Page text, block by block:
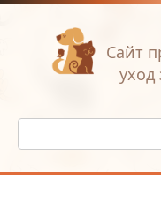
Перейти
Сайт
Поиск: